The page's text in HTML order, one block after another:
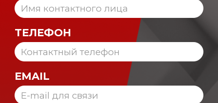
ТЕЛЕФОН
EMAIL